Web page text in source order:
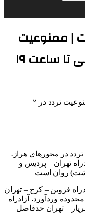
| ممنوعیت
در محورهای هراز،
تهران – پردیس و
روان است.
قزوین – کرج – تهران
وردآورد، آزادراه
– تهران حدفاصل